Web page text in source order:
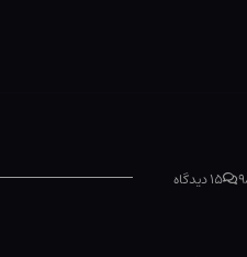
۱۵ دیدگاه